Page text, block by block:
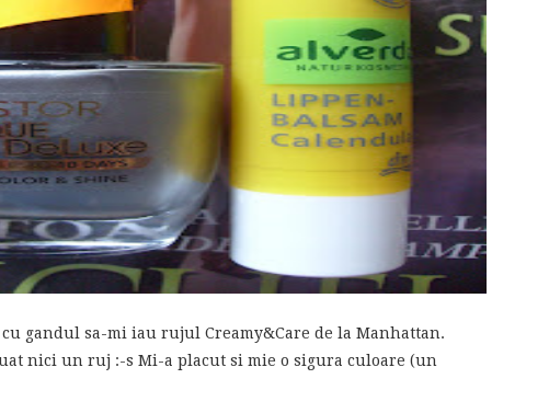
gandul sa-mi iau rujul Creamy&Care de la Manhattan.
nici un ruj :-s Mi-a placut si mie o sigura culoare (un